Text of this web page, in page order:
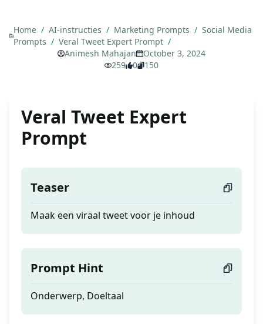
Home / AI-instructies / Marketing Prompts / Social Media
Prompts / Veral Tweet Expert Prompt /
Animesh Mahajan
October 3, 2024
259
0 150
Veral Tweet Expert
Prompt
Teaser
Maak een viraal tweet voor je inhoud
Prompt Hint
Onderwerp, Doeltaal